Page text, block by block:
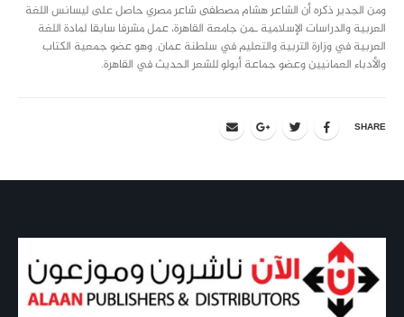
ومن الجدير ذكره أن الشاعر هشام مصطفى شاعر مصري حاصل على ليسانس اللغة
العربية والدراسات الإسلامية ـمن جامعة القاهرة، عمل مشرفا سابقا لمادة اللغة
العربية في وزارة التربية والتعليم في سلطنة عمان. وهو عضو جمعية الكتاب
والأدباء العمانيين وعضو جماعة أبولو للشعر الحديث في القاهرة.
SHARE